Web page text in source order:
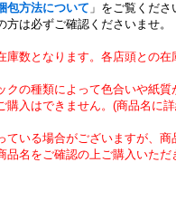
包方法について 」をご覧くださ
は必ずご確認くださいませ。
数となります。各店頭との在
の種類によって色合いや紙
購入はできません。(商品名に
いる場合がございますが、
品名をご確認の上ご購入いただ